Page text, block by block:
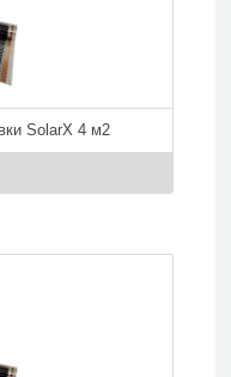
SolarX 4 м2